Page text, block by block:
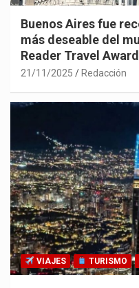
Buenos Aires fue
más deseable del
Reader Travel
21/11/2025 Redacción
VIAJES TURISMO